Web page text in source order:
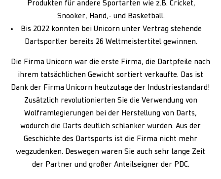
Produkten für andere Sportarten wie z.B. Cricket,
Snooker, Hand,- und Basketball.
Bis 2022 konnten bei Unicorn unter Vertrag stehende
Dartsportler bereits 26 Weltmeistertitel gewinnen.
Die Firma Unicorn war die erste Firma, die Dartpfeile nach
ihrem tatsächlichen Gewicht sortiert verkaufte. Das ist
Dank der Firma Unicorn heutzutage der Industriestandard!
Zusätzlich revolutionierten Sie die Verwendung von
Wolframlegierungen bei der Herstellung von Darts,
wodurch die Darts deutlich schlanker wurden. Aus der
Geschichte des Dartsports ist die Firma nicht mehr
wegzudenken. Deswegen waren Sie auch sehr lange Zeit
der Partner und großer Anteilseigner der PDC.